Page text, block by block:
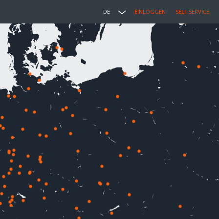
DE EINLOGGEN SELF SERVICE